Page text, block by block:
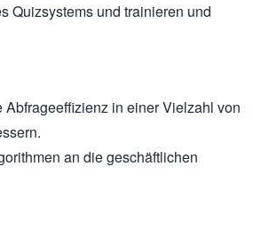
Quizsystems und trainieren und
in einer Vielzahl von
an die geschäftlichen